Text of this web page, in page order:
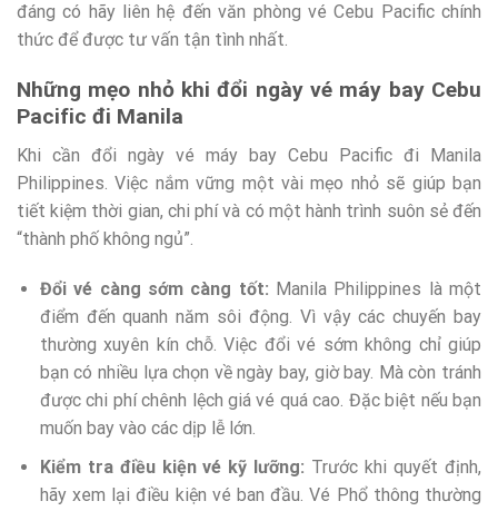
đáng có hãy liên hệ đến văn phòng vé Cebu Pacific chính
thức để được tư vấn tận tình nhất.
Những mẹo nhỏ khi đổi ngày vé máy bay Cebu
Pacific đi Manila
Khi cần đổi ngày vé máy bay Cebu Pacific đi Manila
Philippines. Việc nắm vững một vài mẹo nhỏ sẽ giúp bạn
tiết kiệm thời gian, chi phí và có một hành trình suôn sẻ đến
“thành phố không ngủ”.
Đổi vé càng sớm càng tốt: Manila Philippines là một
điểm đến quanh năm sôi động. Vì vậy các chuyến bay
thường xuyên kín chỗ. Việc đổi vé sớm không chỉ giúp
bạn có nhiều lựa chọn về ngày bay, giờ bay. Mà còn tránh
được chi phí chênh lệch giá vé quá cao. Đặc biệt nếu bạn
muốn bay vào các dịp lễ lớn.
Kiểm tra điều kiện vé kỹ lưỡng: Trước khi quyết định,
hãy xem lại điều kiện vé ban đầu. Vé Phổ thông thường